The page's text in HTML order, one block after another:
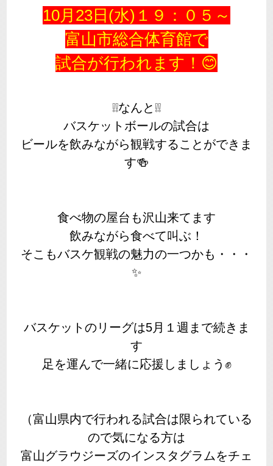
10月23日(水)１９：０５～
富山市総合体育館で
試合が行われます！😊
❕❕なんと❕❕
バスケットボールの試合は
ビールを飲みながら観戦することができま
す🍻
食べ物の屋台も沢山来てます
飲みながら食べて叫ぶ！
そこもバスケ観戦の魅力の一つかも・・・
✨
バスケットのリーグは5月１週まで続きま
す
足を運んで一緒に応援しましょう✊
（富山県内で行われる試合は限られている
ので気になる方は
富山グラウジーズのインスタグラムをチェ